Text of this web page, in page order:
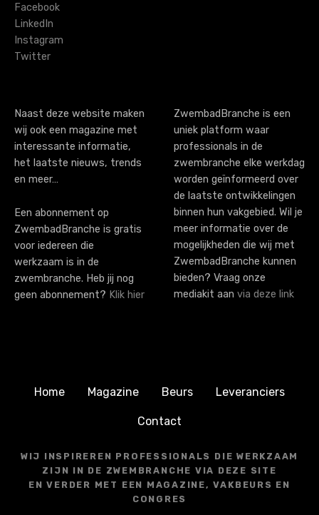
i
g
a
i
o
n
Facebook
LinkedIn
Instagram
Twitter
Naast deze website maken
wij ook een magazine met
interessante informatie,
het laatste nieuws, trends
en meer…
Een abonnement op
ZwembadBranche is gratis
voor iedereen die
werkzaam is in de
zwembranche. Heb jij nog
geen abonnement? Klik hier
ZwembadBranche is een
uniek platform waar
professionals in de
zwembranche elke werkdag
worden geïnformeerd over
de laatste ontwikkelingen
binnen hun vakgebied. Wil je
meer informatie over de
mogelijkheden die wij met
ZwembadBranche kunnen
bieden? Vraag onze
mediakit aan via deze link
Home Magazine Beurs Leveranciers
Contact
WIJ INSPIREREN PROFESSIONALS DIE WERKZAAM
ZIJN IN DE ZWEMBRANCHE VIA DEZE SITE
EN VERDER MET EEN MAGAZINE, VAKBEURS EN
CONGRES